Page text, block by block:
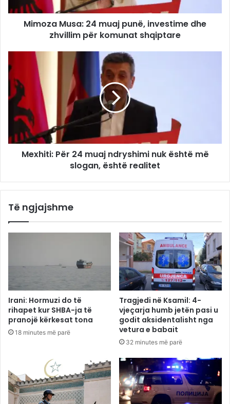
Mimoza Musa: 24 muaj punë, investime dhe
zhvillim për komunat shqiptare
Mexhiti: Për 24 muaj ndryshimi nuk është më
slogan, është realitet
Të ngjajshme
Irani: Hormuzi do të
rihapet kur SHBA-ja të
pranojë kërkesat tona
18 minutes më parë
Tragjedi në Ksamil: 4-
vjeçarja humb jetën pasi u
godit aksidentalisht nga
vetura e babait
32 minutes më parë